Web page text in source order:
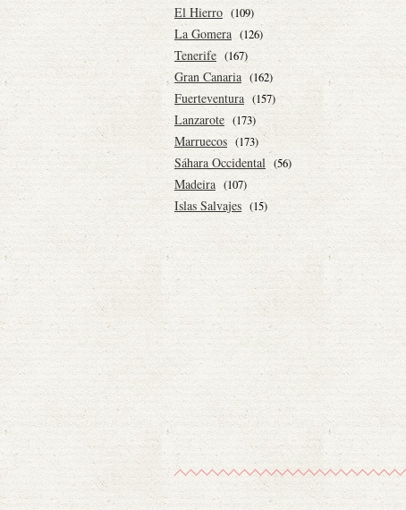
El Hierro (109)
La Gomera (126)
Tenerife (167)
Gran Canaria (162)
Fuerteventura (157)
Lanzarote (173)
Marruecos (173)
Sáhara Occidental (56)
Madeira (107)
Islas Salvajes (15)